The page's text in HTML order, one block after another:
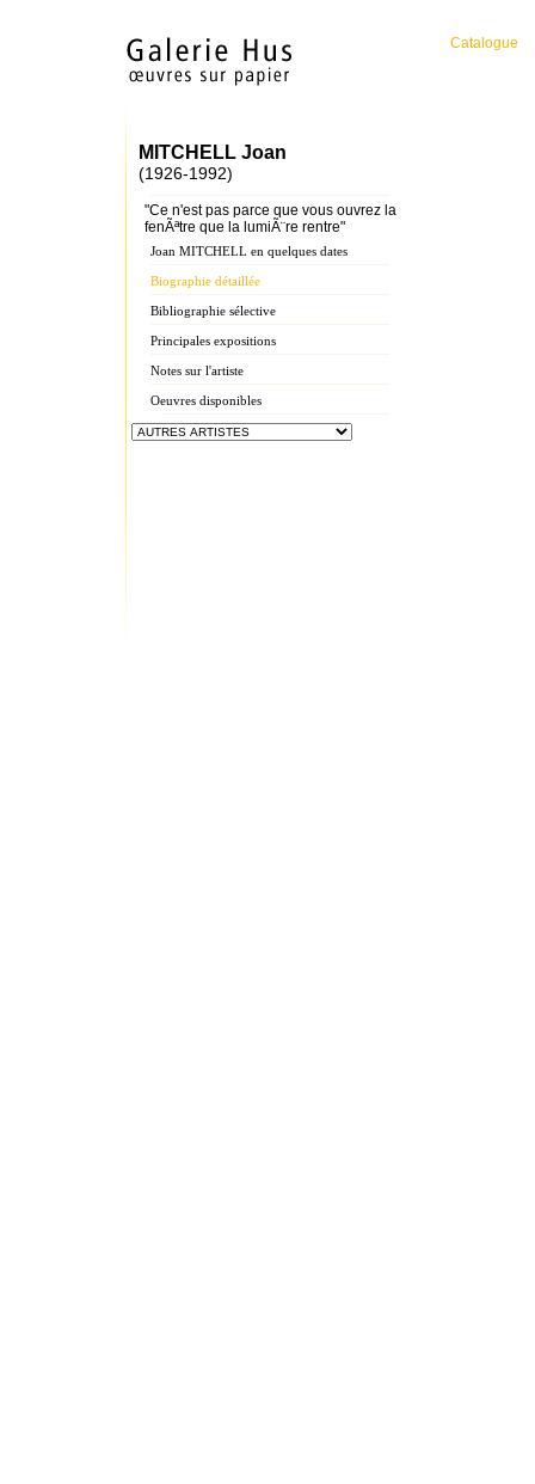
Catalogue
MITCHELL Joan
(1926-1992)
"Ce n'est pas parce que vous ouvrez la
fenÃªtre que la lumiÃ¨re rentre"
Joan MITCHELL en quelques dates
Biographie détaillée
Bibliographie sélective
Principales expositions
Notes sur l'artiste
Oeuvres disponibles